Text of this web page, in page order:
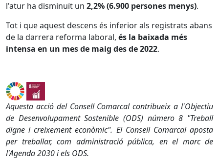
l'atur ha disminuït un 2,2% (6.900 persones menys).
Tot i que aquest descens és inferior als registrats abans
de la darrera reforma laboral, és la baixada més
intensa en un mes de maig des de 2022.
Aquesta acció del Consell Comarcal contribueix a l'Objectiu
de Desenvolupament Sostenible (ODS) número 8 "Treball
digne i creixement econòmic". El Consell Comarcal aposta
per treballar, com administració pública, en el marc de
l'Agenda 2030 i els ODS.